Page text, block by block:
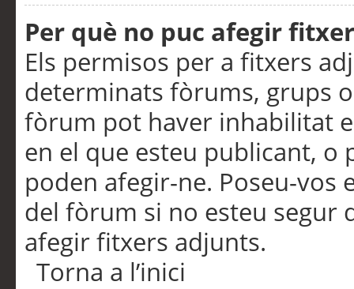
Per què no puc afegir
Els permisos per a fitxers
determinats fòrums, grups
fòrum pot haver inhabilitat
en el que esteu publicant,
poden afegir-ne. Poseu-vos
del fòrum si no esteu segur
afegir fitxers adjunts.
Torna a l’inici